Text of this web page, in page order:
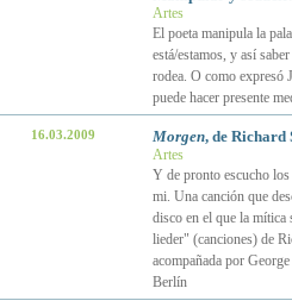
Artes
El poeta manipula la
está/estamos, y así
rodea. O como expresó
puede hacer presente
16.03.2009 Morgen, de Richard
Artes
Y de pronto escucho
mi. Una canción que
disco en el que la
lieder" (canciones) de
acompañada por
Berlín